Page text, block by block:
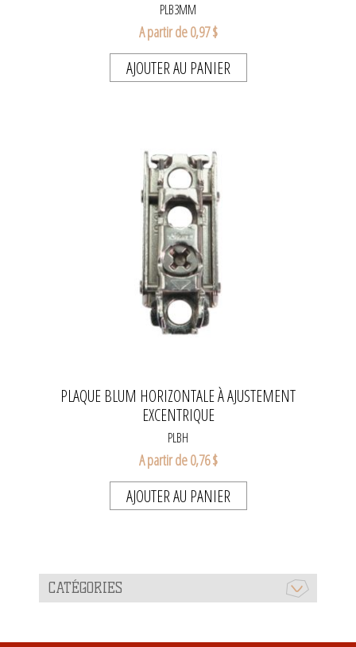
PLB3MM
A partir de 0,97 $
AJOUTER AU PANIER
PLAQUE BLUM HORIZONTALE À AJUSTEMENT
EXCENTRIQUE
PLBH
A partir de 0,76 $
AJOUTER AU PANIER
CATÉGORIES